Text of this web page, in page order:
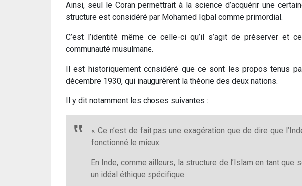
Ainsi, seul le Coran permettrait à la science d’acquérir une
structure est considéré par Mohamed Iqbal comme primordial.
C’est l’identité même de celle-ci qu’il s’agit de préserver et
communauté musulmane.
Il est historiquement considéré que ce sont les propos tenus
décembre 1930, qui inaugurèrent la théorie des deux nations.
Il y dit notamment les choses suivantes :
« Ce n’est de fait pas une exagération que de dire que
fonctionné le mieux.
En Inde, comme ailleurs, la structure de l’Islam en tant
un idéal éthique spécifique.